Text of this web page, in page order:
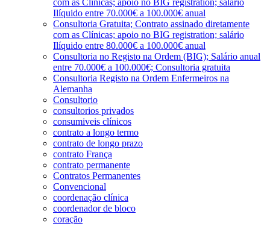
Ilíquido entre 70.000€ a 100.000€ anual
Consultoria Gratuita; Contrato assinado diretamente
com as Clínicas; apoio no BIG registration; salário
Ilíquido entre 80.000€ a 100.000€ anual
Consultoria no Registo na Ordem (BIG); Salário anual
entre 70.000€ a 100.000€; Consultoria gratuita
Consultoria Registo na Ordem Enfermeiros na
Alemanha
Consultorio
consultorios privados
consumiveis clínicos
contrato a longo termo
contrato de longo prazo
contrato França
contrato permanente
Contratos Permanentes
Convencional
coordenação clínica
coordenador de bloco
coração